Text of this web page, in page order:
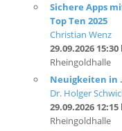
Christian Wenz
29.09.2026 15:30
Rheingoldhalle
Neuigkeiten in
Dr. Holger
29.09.2026 12:15
Rheingoldhalle
Agents mit C#
Rainer Stropek